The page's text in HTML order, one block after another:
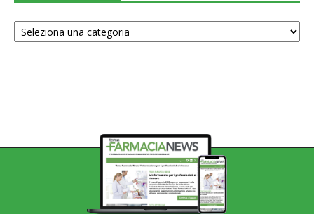
Scegli
una